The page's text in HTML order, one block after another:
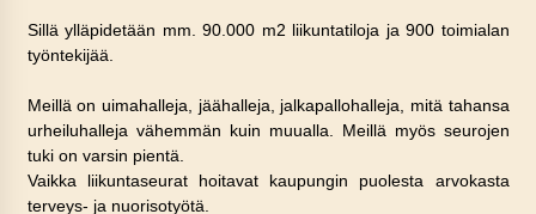
Sillä ylläpidetään mm. 90.000 m2 liikuntatiloja ja 900 toimialan
työntekijää.
Meillä on uimahalleja, jäähalleja, jalkapallohalleja, mitä tahansa
urheiluhalleja vähemmän kuin muualla. Meillä myös seurojen
tuki on varsin pientä.
Vaikka liikuntaseurat hoitavat kaupungin puolesta arvokasta
terveys- ja nuorisotyötä.